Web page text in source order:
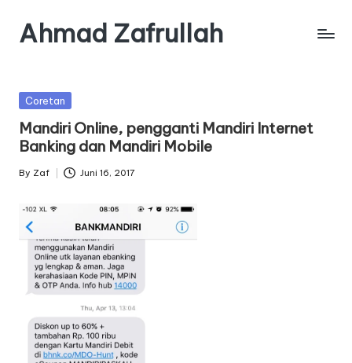
SkipAhmad Zafrullah
Learn
is
better
than
Learn
Work
Posted
Coretan
Mandiri Online, pengganti Mandiri Internet
Banking dan Mandiri Mobile
Posted
By Zaf Juni 16, 2017